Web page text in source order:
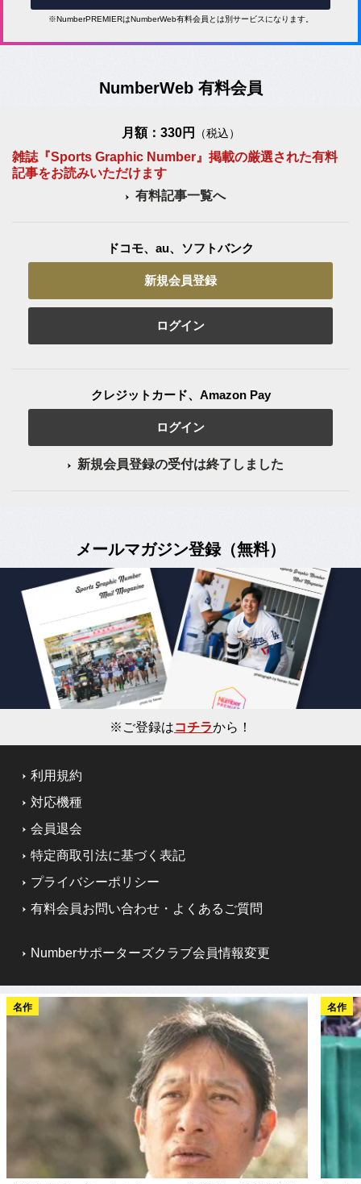
※NumberPREMIERはNumberWeb有料会員とは別サービスになります。
NumberWeb 有料会員
月額：330円 （税込）
雑誌『Sports Graphic Number』掲載の厳選された有料
記事をお読みいただけます
有料記事一覧へ
ドコモ、au、ソフトバンク
新規会員登録
ログイン
クレジットカード、Amazon Pay
ログイン
新規会員登録の受付は終了しました
メールマガジン登録（無料）
※ご登録はコチラから！
利用規約
対応機種
会員退会
特定商取引法に基づく表記
プライバシーポリシー
有料会員お問い合わせ・よくあるご質問
Numberサポーターズクラブ会員情報変更
名作 名作